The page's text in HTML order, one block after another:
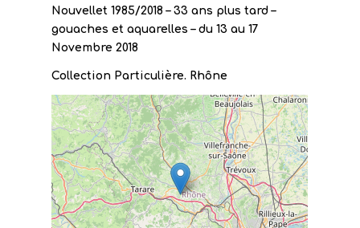
Nouvellet 1985/2018 – 33 ans plus tard –
gouaches et aquarelles – du 13 au 17
Novembre 2018
Collection Particulière. Rhône